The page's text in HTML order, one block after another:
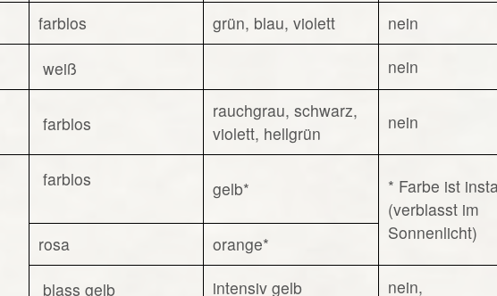
farblos grün, blau, violett
nein
weiß nein
farblos
rauchgrau, schwarz,
violett, hellgrün
nein
farblos gelb*
* Farbe ist
(verblasst im
Sonnenlicht)
rosa orange*
blass gelb intensiv gelb nein,